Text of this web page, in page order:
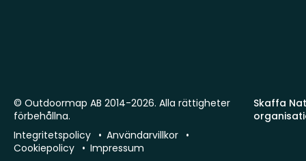
Skaffa
© Outdoormap AB 2014-2026. Alla rättigheter
förbehållna.
Integritetspolicy
Användarvillkor
Cookiepolicy
Impressum